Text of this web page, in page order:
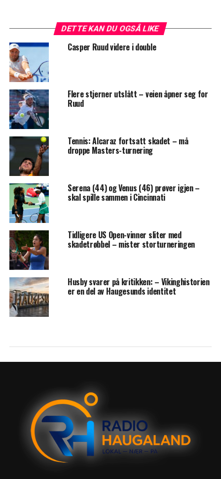
DETTE KAN DU OGSÅ LIKE
Casper Ruud videre i double
Flere stjerner utslått – veien åpner seg for
Ruud
Tennis: Alcaraz fortsatt skadet – må
droppe Masters-turnering
Serena (44) og Venus (46) prøver igjen –
skal spille sammen i Cincinnati
Tidligere US Open-vinner sliter med
skadetrøbbel – mister storturneringen
Husby svarer på kritikken: – Vikinghistorien
er en del av Haugesunds identitet